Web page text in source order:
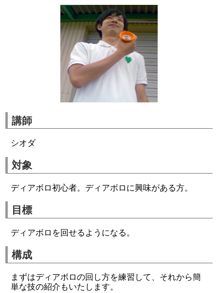
講師
シオダ
対象
ディアボロ初心者。ディアボロに興味がある方。
目標
ディアボロを回せるようになる。
構成
まずはディアボロの回し方を練習して、それから簡
単な技の紹介もいたします。